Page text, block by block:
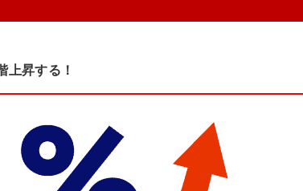
上昇する！